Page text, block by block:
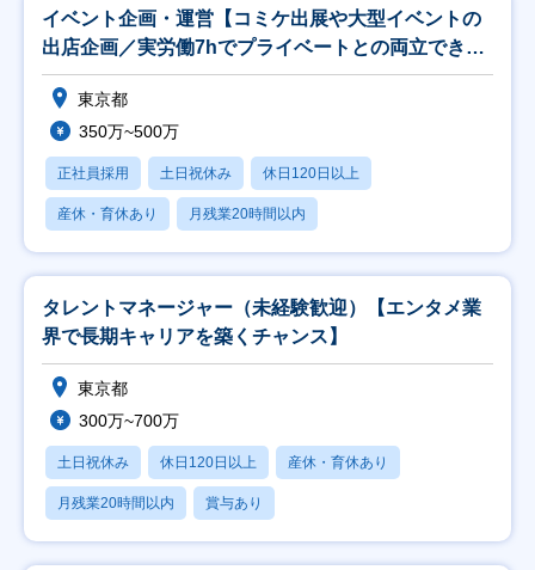
イベント企画・運営【コミケ出展や大型イベントの
出店企画／実労働7hでプライベートとの両立できる
◎】
東京都
350万~500万
正社員採用 土日祝休み 休日120日以上
産休・育休あり 月残業20時間以内
タレントマネージャー（未経験歓迎）【エンタメ業
界で長期キャリアを築くチャンス】
東京都
300万~700万
土日祝休み 休日120日以上 産休・育休あり
月残業20時間以内 賞与あり